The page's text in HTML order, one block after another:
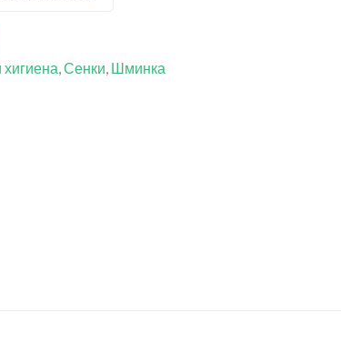
хигиена,Сенки, Шминка